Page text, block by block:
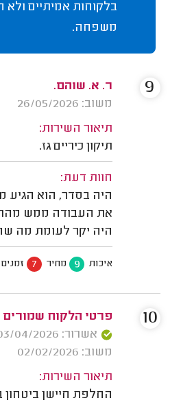
בלקוחות אמיתיים ולא
משפחה.
ר. א. שוהם.
משוב: 26/05/2026
תיאור השירות:
תיקון כיריים גז.
חוות דעת:
היה בסדר, הוא הגיע
את העבודה ממש
היה יקר לעומת מה
איכות 9 מחיר 7 זמנים
9
פרטי הלקוח שמורים
אשרור: 03/04/2026
משוב: 02/02/2026
תיאור השירות:
החלפת חיישן ביטחון
10